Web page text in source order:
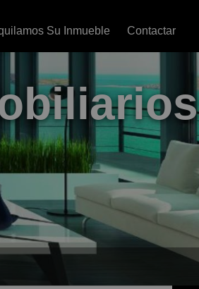
Su Inmueble Contactar